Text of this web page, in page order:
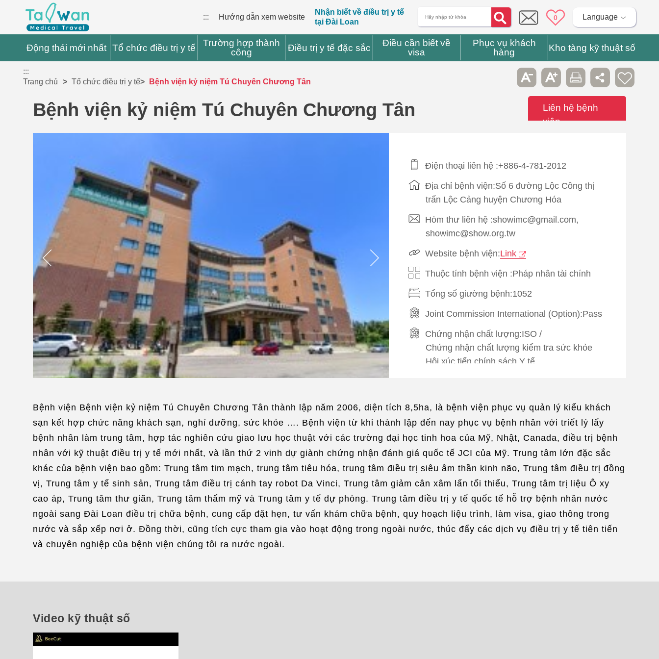
::: Hướng dẫn xem website
Nhận biết về điều trị y tế
tại Đài Loan
0 Language
Động thái mới nhất Tổ chức điều trị y tế
Trường hợp thành
công
Điều trị y tế đặc sắc
Điều cần biết về
visa
Phục vụ khách
hàng
Kho tàng kỹ thuật số
:::
Trang chủ
Tổ chức điều trị y tế Bệnh viện kỷ niệm Tú Chuyên Chương Tân
Bệnh viện kỷ niệm Tú Chuyên Chương Tân
Liên hệ bệnh
viện
Điện thoại liên hệ :+886-4-781-2012
Địa chỉ bệnh viện:Số 6 đường Lộc Công thị
trấn Lộc Cảng huyện Chương Hóa
Hòm thư liên hệ :showimc@gmail.com,
showimc@show.org.tw
Website bệnh viện:Link
Thuộc tính bệnh viện :Pháp nhân tài chính
Tổng số giường bệnh:1052
Joint Commission International (Option):Pass
Chứng nhận chất lượng:ISO /
Chứng nhận chất lượng kiểm tra sức khỏe
Hội xúc tiến chính sách Y tế
Phục vụ sinh hoạt： Làm giúp visa
Sắp xếp đi lại
/ Sắp xếp nơi ở
Sắp xếp du lịch
/Đưa đi khám bệnh / Mạng không dây /
Phòng lễ Muslim
Bệnh viện Bệnh viện kỷ niệm Tú Chuyên Chương Tân thành lập năm 2006, diện tích 8,5ha, là bệnh viện phục vụ quản lý kiểu khách
sạn kết hợp chức năng khách sạn, nghỉ dưỡng, sức khỏe …. Bệnh viện từ khi thành lập đến nay phục vụ bệnh nhân với triết lý lấy
bệnh nhân làm trung tâm, hợp tác nghiên cứu giao lưu học thuật với các trường đại học tinh hoa của Mỹ, Nhật, Canada, điều trị bệnh
nhân với kỹ thuật điều trị y tế mới nhất, và lần thứ 2 vinh dự giành chứng nhận đánh giá quốc tế JCI của Mỹ. Trung tâm lớn đặc sắc
khác của bệnh viện bao gồm: Trung tâm tim mạch, trung tâm tiêu hóa, trung tâm điều trị siêu âm thần kinh não, Trung tâm điều trị đồng
vị, Trung tâm y tế sinh sản, Trung tâm điều trị cánh tay robot Da Vinci, Trung tâm giảm cân xâm lấn tối thiểu, Trung tâm trị liệu Ô xy
cao áp, Trung tâm thư giãn, Trung tâm thẩm mỹ và Trung tâm y tế dự phòng. Trung tâm điều trị y tế quốc tế hỗ trợ bệnh nhân nước
ngoài sang Đài Loan điều trị chữa bệnh, cung cấp đặt hẹn, tư vấn khám chữa bệnh, quy hoạch liệu trình, làm visa, giao thông trong
nước và sắp xếp nơi ở. Đồng thời, cũng tích cực tham gia vào hoạt động trong ngoài nước, thúc đẩy các dịch vụ điều trị y tế tiên tiến
và chuyên nghiệp của bệnh viện chúng tôi ra nước ngoài.
Video kỹ thuật số